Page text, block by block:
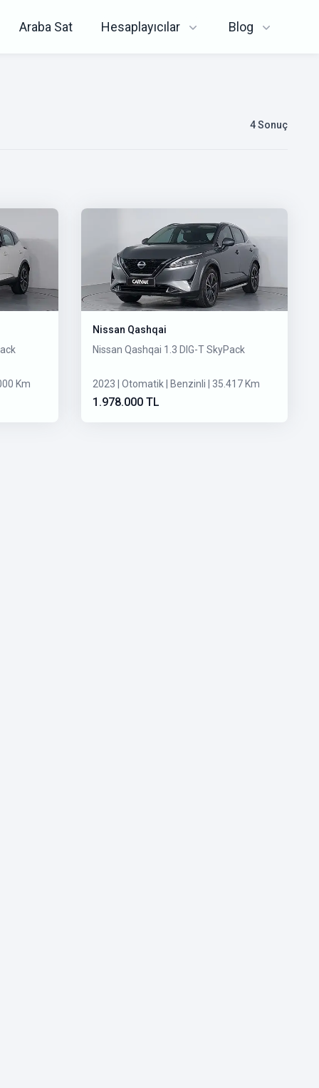
Araba Sat Hesaplayıcılar Blog
4Sonuç
Km
Nissan Qashqai
Nissan Qashqai 1.3 DIG-T SkyPack
2023 | Otomatik | Benzinli | 35.417 Km
1.978.000 TL